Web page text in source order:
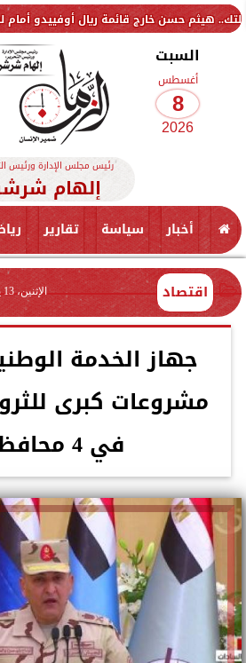
خارج قائمة ريال أوفييدو أمام لوهافر
السبت
أغسطس
8
2026
رئيس مجلس الإدارة ورئيس
إلهام
أخبار سياسة تقارير
اقتصاد الإثنين، 13 يونيو 2022
مشروعات كبرى
في 4 محافظات